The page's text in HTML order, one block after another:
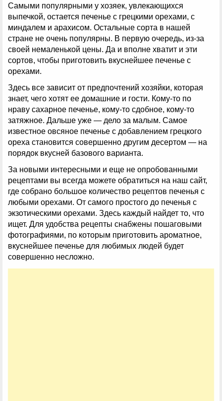
Самыми популярными у хозяек, увлекающихся
выпечкой, остается печенье с грецкими орехами, с
миндалем и арахисом. Остальные сорта в нашей
стране не очень популярны. В первую очередь, из-за
своей немаленькой цены. Да и вполне хватит и эти
сортов, чтобы приготовить вкуснейшее печенье с
орехами.
Здесь все зависит от предпочтений хозяйки, которая
знает, чего хотят ее домашние и гости. Кому-то по
нраву сахарное печенье, кому-то сдобное, кому-то
затяжное. Дальше уже — дело за малым. Самое
известное овсяное печенье с добавлением грецкого
ореха становится совершенно другим десертом — на
порядок вкусней базового варианта.
За новыми интересными и еще не опробованными
рецептами вы всегда можете обратиться на наш сайт,
где собрано большое количество рецептов печенья с
любыми орехами. От самого простого до печенья с
экзотическими орехами. Здесь каждый найдет то, что
ищет. Для удобства рецепты снабжены пошаговыми
фотографиями, по которым приготовить ароматное,
вкуснейшее печенье для любимых людей будет
совершенно несложно.